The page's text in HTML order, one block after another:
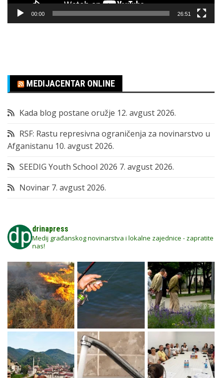
00:00 26:51
MEDIJACENTAR ONLINE
Kada blog postane oružje 12. avgust 2026.
RSF: Rastu represivna ograničenja za novinarstvo u
Afganistanu 10. avgust 2026.
SEEDIG Youth School 2026 7. avgust 2026.
Novinar 7. avgust 2026.
drinapress
Medij građanskog novinarstva i lokalne zajednice - zapratite
nas!